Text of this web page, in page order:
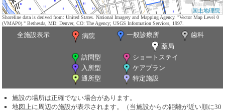
国土地理院
Shoreline data is derived from: United States. National Imagery and Mapping Agency. "Vector Map Level 0
(VMAP0)." Bethesda, MD: Denver, CO: The Agency; USGS Information Services, 1997.
全施設表示 病院 一般診療所
歯科
薬局
訪問型
ショートステイ
入所型
ケアプラン
通所型
特定施設
施設の場所は正確でない場合があります。
地図上に周辺の施設が表示されます。（当施設からの距離が近い順に30